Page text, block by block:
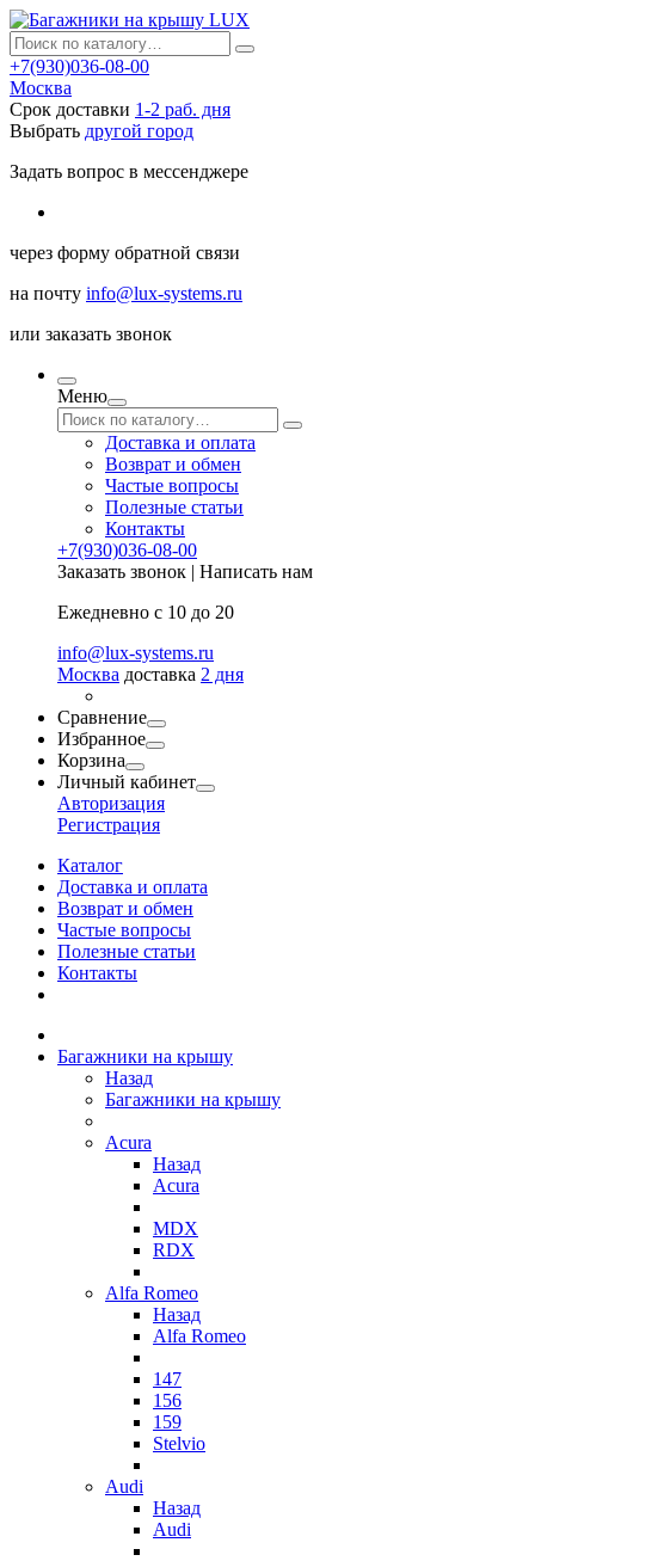
+7(930)036-08-00
Москва
Срок доставки 1-2 раб. дня
Выбрать другой город
Задать вопрос в мессенджере
через форму обратной связи
на почту info@lux-systems.ru
или заказать звонок
Меню
Доставка и оплата
Возврат и обмен
Частые вопросы
Полезные статьи
Контакты
+7(930)036-08-00
Заказать звонок | Написать нам
Ежедневно с 10 до 20
info@lux-systems.ru
Москва доставка 2 дня
Сравнение
Избранное
Корзина
Личный кабинет
Авторизация
Регистрация
Каталог
Доставка и оплата
Возврат и обмен
Частые вопросы
Полезные статьи
Контакты
Багажники на крышу
Назад
Багажники на крышу
Acura
Назад
Acura
MDX
RDX
Alfa Romeo
Назад
Alfa Romeo
147
156
159
Stelvio
Audi
Назад
Audi